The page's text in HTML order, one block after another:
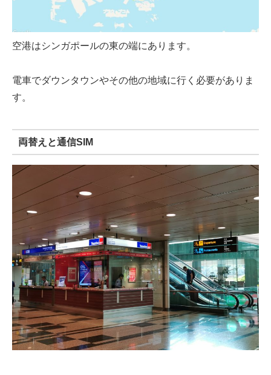
空港はシンガポールの東の端にあります。
電車でダウンタウンやその他の地域に行く必要がありま
す。
両替えと通信SIM